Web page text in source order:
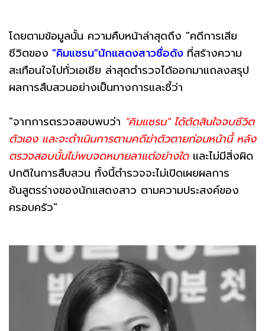
โดยตามข้อมูลนั้น ความคืบหน้าล่าสุดถึง "คดีการเสีย
ชีวิตของ "คิมแซรน"นักแสดงสาวชื่อดัง ที่สร้างความ
สะเทือนใจไปทั่วเอเชีย ล่าสุดตำรวจได้ออกมาแถลงสรุป
ผลการสืบสวนอย่างเป็นทางการและชี้ว่า
"จากการตรวจสอบพบว่า "คิมแซรน" ได้ตัดสินใจจบชีวิต
ตัวเอง และจะดำเนินการตามคดีฆ่าตัวตายก่อนหน้านี้ หลัง
ตรวจสอบนั้นไม่พบจดหมายลาแต่อย่างใดและไม่มีสิ่งผิด
ปกติในการสืบสวน ทั้งนี้ตำรวจจะไม่เปิดเผยผลการ
ชันสูตรร่างของนักแสดงสาว ตามความประสงค์ของ
ครอบครัว"